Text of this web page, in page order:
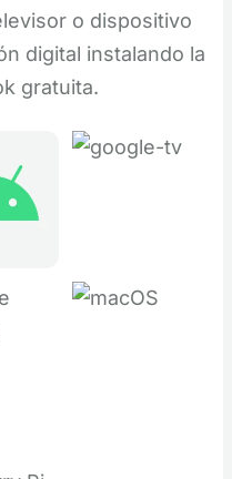
o dispositivo
digital instalando la
gratuita.